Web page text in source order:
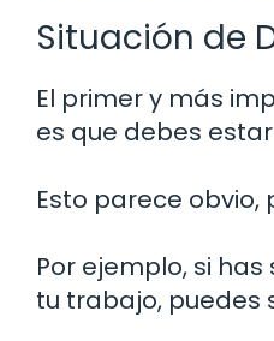
Situación de
El primer y más
es que debes
Esto parece obvio,
Por ejemplo, si
tu trabajo, puedes